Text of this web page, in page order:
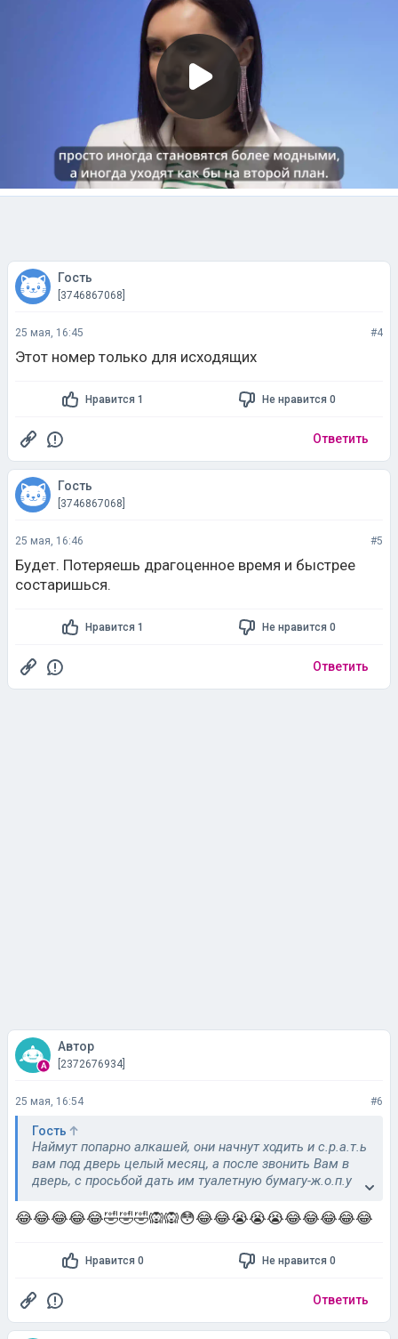
Гость
[3746867068]
25 мая, 16:45 #4
Этот номер только для исходящих
Нравится 1 Не нравится 0
Ответить
Гость
[3746867068]
25 мая, 16:46 #5
Будет. Потеряешь драгоценное время и быстрее
состаришься.
Нравится 1 Не нравится 0
Ответить
Автор
[2372676934]
25 мая, 16:54 #6
Гость
Наймут попарно алкашей, они начнут ходить и с.р.а.т.ь
вам под дверь целый месяц, а после звонить Вам в
дверь, с просьбой дать им туалетную бумагу-ж.о.п.у
😂😂😂😂😂🤣🤣🤣🙉🙉😳😂😂😭😭😭😂😂😂😂😂
Нравится 0 Не нравится 0
Ответить